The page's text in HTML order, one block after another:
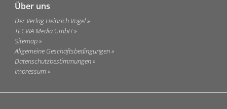
Über uns
Der Verlag Heinrich Vogel
TECVIA Media GmbH
Sitemap
Allgemeine Geschäftsbedingungen
Datenschutzbestimmungen
Impressum